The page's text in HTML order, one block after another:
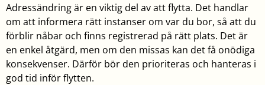
Adressändring är en viktig del av att flytta. Det handlar
om att informera rätt instanser om var du bor, så att du
förblir nåbar och finns registrerad på rätt plats. Det är
en enkel åtgärd, men om den missas kan det få onödiga
konsekvenser. Därför bör den prioriteras och hanteras i
god tid inför flytten.